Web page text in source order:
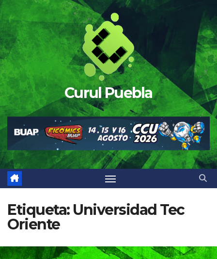
Saltar
al
contenido
Curul Puebla
Etiqueta: Universidad Tec
Oriente